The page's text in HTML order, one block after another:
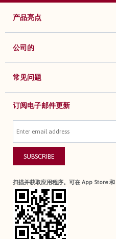
产品亮点
公司的
常见问题
订阅电子邮件更新
SUBSCRIBE
扫描并获取应用程序。可在 App Store